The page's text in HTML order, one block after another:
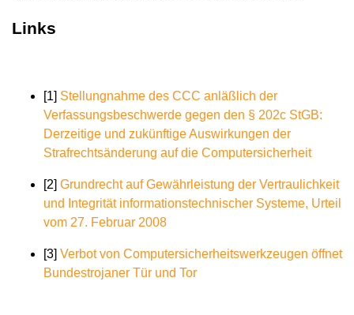
Links
[1] Stellungnahme des CCC anläßlich der
Verfassungsbeschwerde gegen den § 202c StGB:
Derzeitige und zukünftige Auswirkungen der
Strafrechtsänderung auf die Computersicherheit
[2] Grundrecht auf Gewährleistung der Vertraulichkeit
und Integrität informationstechnischer Systeme, Urteil
vom 27. Februar 2008
[3] Verbot von Computersicherheitswerkzeugen öffnet
Bundestrojaner Tür und Tor